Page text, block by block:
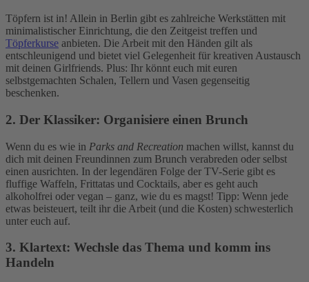
Töpfern ist in! Allein in Berlin gibt es zahlreiche Werkstätten mit
minimalistischer Einrichtung, die den Zeitgeist treffen und
Töpferkurse anbieten. Die Arbeit mit den Händen gilt als
entschleunigend und bietet viel Gelegenheit für kreativen Austausch
mit deinen Girlfriends. Plus: Ihr könnt euch mit euren
selbstgemachten Schalen, Tellern und Vasen gegenseitig
beschenken.
2. Der Klassiker: Organisiere einen Brunch
Wenn du es wie in Parks and Recreation machen willst, kannst du
dich mit deinen Freundinnen zum Brunch verabreden oder selbst
einen ausrichten. In der legendären Folge der TV-Serie gibt es
fluffige Waffeln, Frittatas und Cocktails, aber es geht auch
alkoholfrei oder vegan – ganz, wie du es magst! Tipp: Wenn jede
etwas beisteuert, teilt ihr die Arbeit (und die Kosten) schwesterlich
unter euch auf.
3. Klartext: Wechsle das Thema und komm ins
Handeln